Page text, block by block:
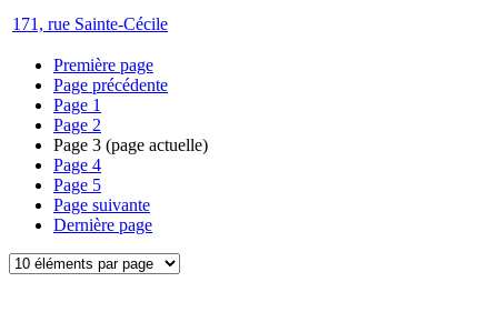
171, rue Sainte-Cécile
Première page
Page précédente
Page 1
Page 2
Page 3 (page actuelle)
Page 4
Page 5
Page suivante
Dernière page